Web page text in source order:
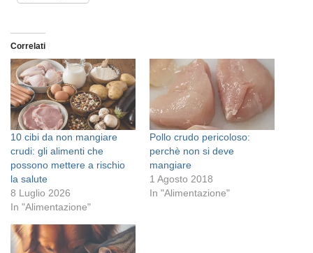
Correlati
10 cibi da non mangiare
crudi: gli alimenti che
possono mettere a rischio
la salute
8 Luglio 2026
In "Alimentazione"
Pollo crudo pericoloso:
perchè non si deve
mangiare
1 Agosto 2018
In "Alimentazione"